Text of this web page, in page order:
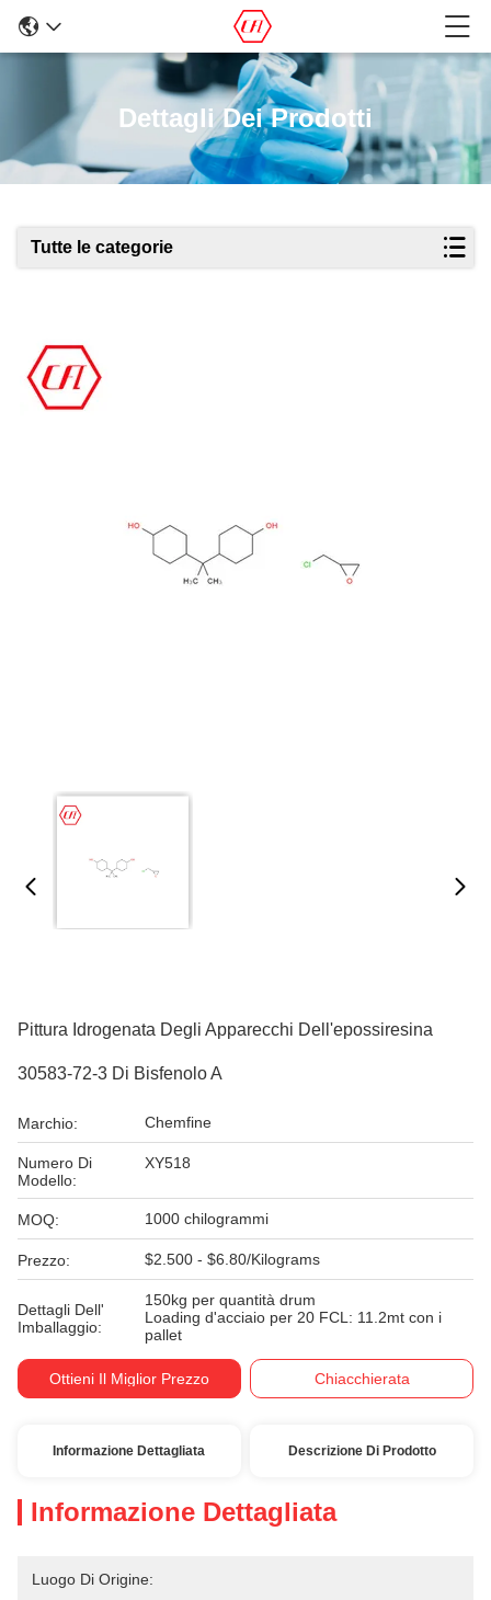
Dettagli Dei Prodotti
Tutte le categorie
Pittura Idrogenata Degli Apparecchi Dell'epossiresina
30583-72-3 Di Bisfenolo A
Marchio: Chemfine
Numero Di
Modello:
XY518
MOQ: 1000 chilogrammi
Prezzo: $2.500 - $6.80/Kilograms
Dettagli Dell'
Imballaggio:
150kg per quantità drum
Loading d'acciaio per 20 FCL: 11.2mt con i
pallet
Ottieni Il Miglior Prezzo Chiacchierata
Informazione Dettagliata Descrizione Di Prodotto
Informazione Dettagliata
Luogo Di Origine: